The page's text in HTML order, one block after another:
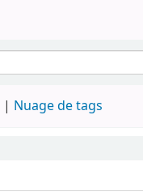
Nuage de tags